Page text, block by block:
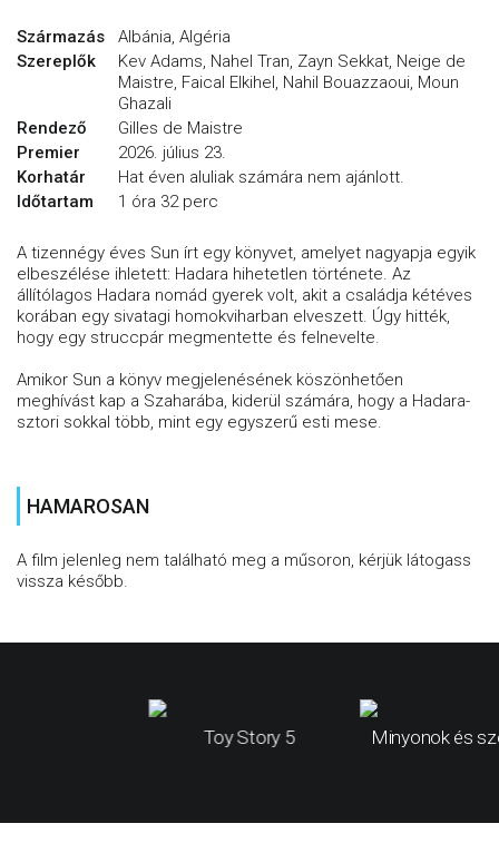
Származás
Albánia, Algéria
Szereplők
Kev Adams, Nahel Tran, Zayn Sekkat, Neige de
Maistre, Faical Elkihel, Nahil Bouazzaoui, Moun
Ghazali
Rendező
Gilles de Maistre
Premier
2026. július 23.
Korhatár
Hat éven aluliak számára nem ajánlott.
Időtartam
1 óra 32 perc
A tizennégy éves Sun írt egy könyvet, amelyet nagyapja egyik
elbeszélése ihletett: Hadara hihetetlen története. Az
állítólagos Hadara nomád gyerek volt, akit a családja kétéves
korában egy sivatagi homokviharban elveszett. Úgy hitték,
hogy egy struccpár megmentette és felnevelte.
Amikor Sun a könyv megjelenésének köszönhetően
meghívást kap a Szaharába, kiderül számára, hogy a Hadara-
sztori sokkal több, mint egy egyszerű esti mese.
HAMAROSAN
A film jelenleg nem található meg a műsoron, kérjük látogass
vissza később.
Toy Story 5 Minyonok és